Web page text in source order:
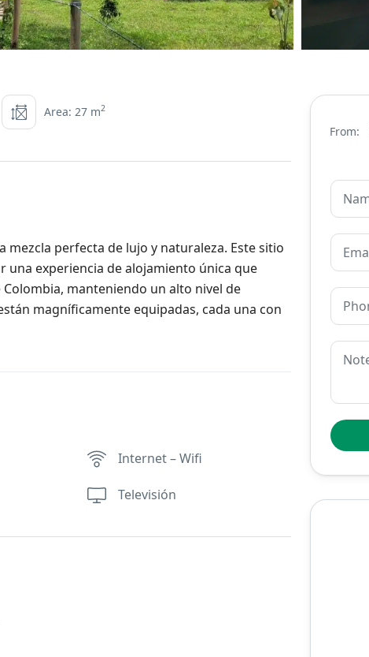
Area: 27 m2
perfecta de lujo y naturaleza. Este sitio
experiencia de alojamiento única que
manteniendo un alto nivel de
magníficamente equipadas, cada una con
Internet – Wifi
Televisión
From: